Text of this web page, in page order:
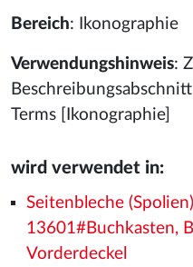
Bereich: Ikonographie
Verwendungshinweis:
Terms [Ikonographie]
wird verwendet in:
Seitenbleche
13601#Buchkasten,
Vorderdeckel